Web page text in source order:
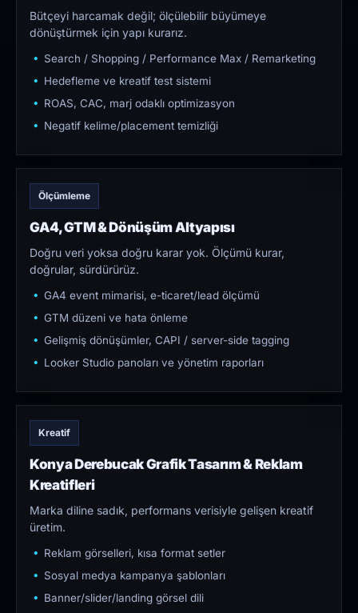
Bütçeyi harcamak değil; ölçülebilir büyümeye
dönüştürmek için yapı kurarız.
Search / Shopping / Performance Max / Remarketing
Hedefleme ve kreatif test sistemi
ROAS, CAC, marj odaklı optimizasyon
Negatif kelime/placement temizliği
Ölçümleme
GA4, GTM & Dönüşüm Altyapısı
Doğru veri yoksa doğru karar yok. Ölçümü kurar,
doğrular, sürdürürüz.
GA4 event mimarisi, e-ticaret/lead ölçümü
GTM düzeni ve hata önleme
Gelişmiş dönüşümler, CAPI / server-side tagging
Looker Studio panoları ve yönetim raporları
Kreatif
Konya Derebucak Grafik Tasarım & Reklam
Kreatifleri
Marka diline sadık, performans verisiyle gelişen kreatif
üretim.
Reklam görselleri, kısa format setler
Sosyal medya kampanya şablonları
Banner/slider/landing görsel dili